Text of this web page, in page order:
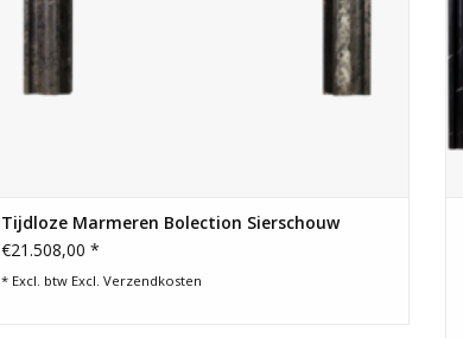
Tijdloze Marmeren Bolection Sierschouw
€21.508,00 *
* Excl. btw Excl. Verzendkosten